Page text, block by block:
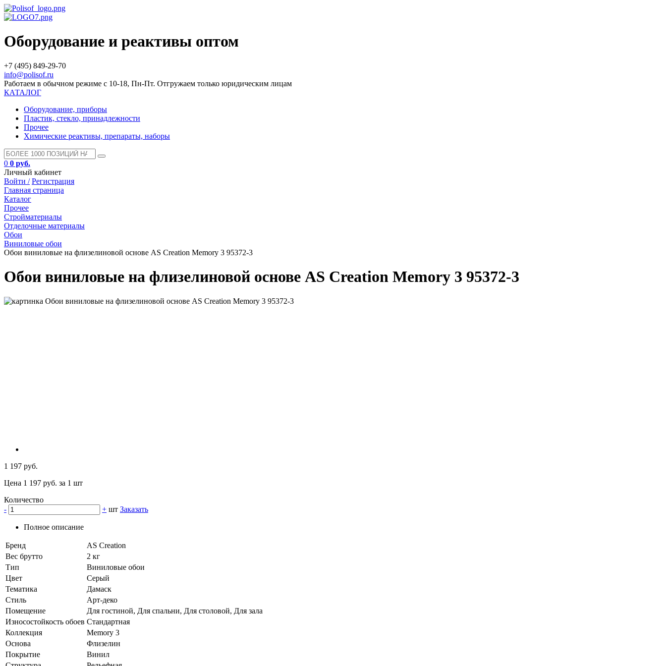
Оборудование и реактивы оптом
+7 (495) 849-29-70
info@polisof.ru
Работаем в обычном режиме с 10-18, Пн-Пт. Отгружаем только юридическим лицам
КАТАЛОГ
Оборудование, приборы
Пластик, стекло, принадлежности
Прочее
Химические реактивы, препараты, наборы
0 0 руб.
Личный кабинет
Войти / Регистрация
Главная страница
Каталог
Прочее
Стройматериалы
Отделочные материалы
Обои
Виниловые обои
Обои виниловые на флизелиновой основе AS Creation Memory 3 95372-3
Обои виниловые на флизелиновой основе AS Creation Memory 3 95372-3
1 197 руб.
Цена 1 197 руб. за 1 шт
Количество
-
+ шт Заказать
Полное описание
Бренд
AS Creation
Вес брутто
2 кг
Тип
Виниловые обои
Цвет
Серый
Тематика
Дамаск
Стиль
Арт-деко
Помещение
Для гостиной, Для спальни, Для столовой, Для зала
Износостойкость обоев Стандартная
Коллекция
Memory 3
Основа
Флизелин
Покрытие
Винил